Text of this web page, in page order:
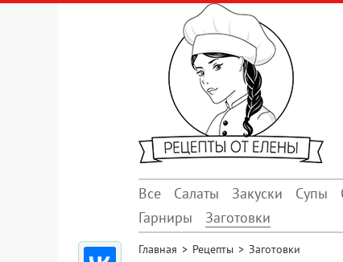
Все Салаты Закуски Супы
Гарниры
Заготовки
Главная > Рецепты > Заготовки